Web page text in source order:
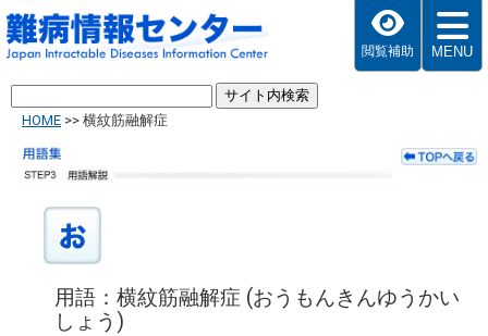
閲覧補助 MENU
HOME >> 横紋筋融解症
用語：横紋筋融解症 (おうもんきんゆうかい
しょう)